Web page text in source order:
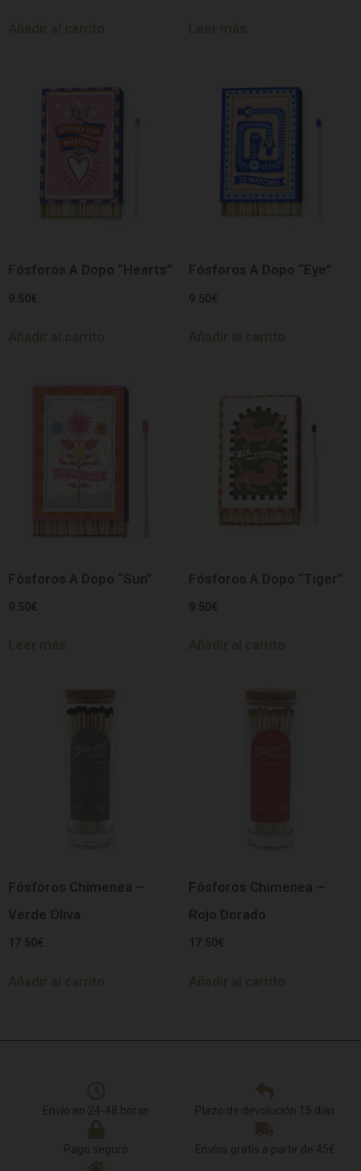
Fósforos A Dopo “Hearts”
9.50€
Fósforos A Dopo “Eye”
9.50€
Fósforos A Dopo “Sun”
9.50€
Fósforos A Dopo “Tiger”
9.50€
Fósforos Chimenea –
Verde Oliva
17.50 €
Fósforos Chimenea –
Rojo Dorado
17.50 €
Envío en 24-48 horas Plazo de devolución 15 días
Pago seguro Envíos gratis a partir de 45€